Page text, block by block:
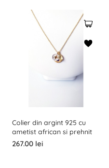
Colier din argint 925 cu
ametist african si prehnit
267.00 lei